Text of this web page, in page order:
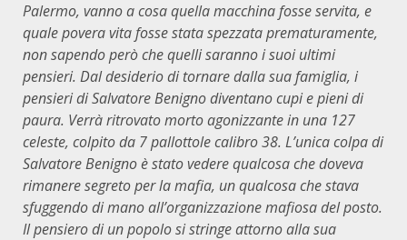
Palermo, vanno a cosa quella macchina fosse servita, e
quale povera vita fosse stata spezzata prematuramente,
non sapendo però che quelli saranno i suoi ultimi
pensieri. Dal desiderio di tornare dalla sua famiglia, i
pensieri di Salvatore Benigno diventano cupi e pieni di
paura. Verrà ritrovato morto agonizzante in una 127
celeste, colpito da 7 pallottole calibro 38. L’unica colpa di
Salvatore Benigno è stato vedere qualcosa che doveva
rimanere segreto per la mafia, un qualcosa che stava
sfuggendo di mano all’organizzazione mafiosa del posto.
Il pensiero di un popolo si stringe attorno alla sua